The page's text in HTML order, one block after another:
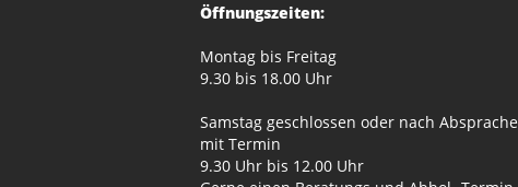
Öffnungszeiten:
Montag bis Freitag
9.30 bis 18.00 Uhr
Samstag geschlossen oder nach Absprache
mit Termin
9.30 Uhr bis 12.00 Uhr